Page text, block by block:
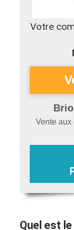
Votre
Vente aux
Quel est le rôle d’un commissaire-